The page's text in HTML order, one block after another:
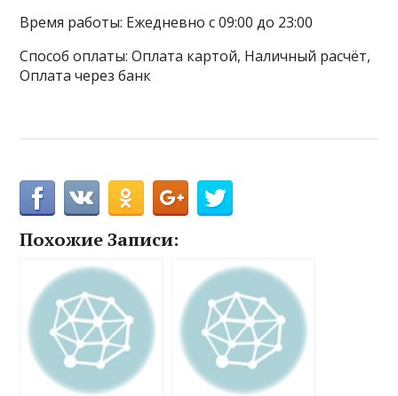
Время работы: Ежедневно с 09:00 до 23:00
Способ оплаты: Оплата картой, Наличный расчёт,
Оплата через банк
Похожие Записи: